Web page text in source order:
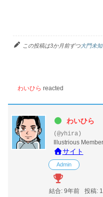
この投稿は3か月前ずつ大門未
わいひら reacted
わいひら
(@yhira)
Illustrious Member
サイト
Admin
結合: 9年前 投稿: